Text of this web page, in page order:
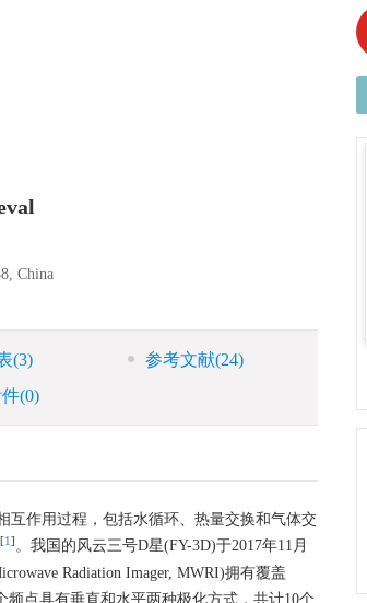
China
(3) 参考文献(24)
(0)
互作用过程，包括水循环、热量交换和气体交
[1 ] 。我国的风云三号D星(FY-3D)于2017年11月
Radiation Imager, MWRI)拥有覆盖
频点具有垂直和水平两种极化方式，共计10个